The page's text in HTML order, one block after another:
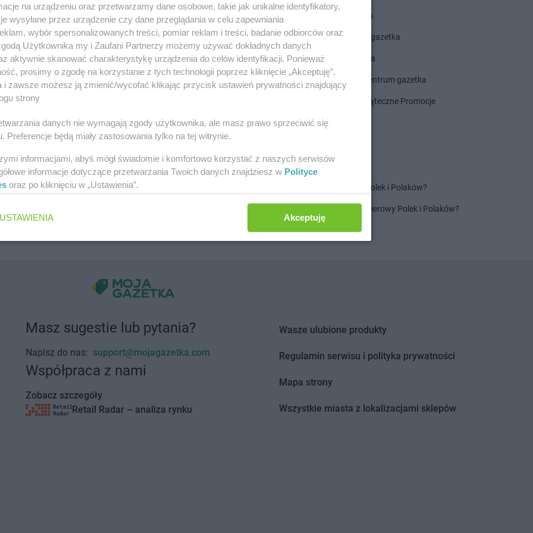
Lidl gazetka
Kaufland gazetka
PEPCO gazetka
Netto gazetka
ALDI gazetka
ROSSMANN gazetka
Dealz gazetka
Delikatesy Centrum gazetka
Gazetka Świąteczne Promocje
Jakie są ulubione płatki owsiane Polek i Polaków? Jaki jest ulubiony szampon Polek i Polaków?
Jaki jest ulubiony ręcznik papierowy Polek i Polaków?
Masz sugestie lub pytania?
Napisz do nas: support@mojagazetka.com
Współpraca z nami
Zobacz szczegóły
Retail Radar – analiza rynku
Wasze ulubione produkty
Regulamin serwisu i polityka prywatności
Mapa strony
Wszystkie miasta z lokalizacjami sklepów
na urządzeniu oraz przetwarzamy dane osobowe, takie jak unikalne identyfikatory,
wysyłane przez urządzenie czy dane przeglądania w celu zapewniania
wybór spersonalizowanych treści, pomiar reklam i treści, badanie odbiorców oraz
Użytkownika my i Zaufani Partnerzy możemy używać dokładnych danych
aktywnie skanować charakterystykę urządzenia do celów identyfikacji. Ponieważ
prosimy o zgodę na korzystanie z tych technologii poprzez kliknięcie „Akceptuję”.
i zawsze możesz ją zmienić/wycofać klikając przycisk ustawień prywatności znajdujący
strony
danych nie wymagają zgody użytkownika, ale masz prawo sprzeciwić się
Preferencje będą miały zastosowania tylko na tej witrynie.
informacjami, abyś mógł świadomie i komfortowo korzystać z naszych serwisów
informacje dotyczące przetwarzania Twoich danych znajdziesz w Polityce
oraz po kliknięciu w „Ustawienia”.
USTAWIENIA Akceptuję